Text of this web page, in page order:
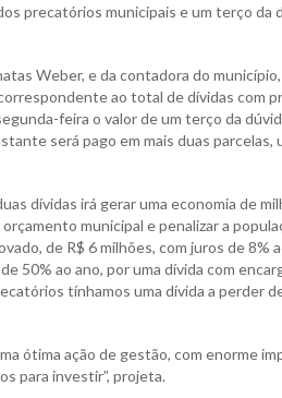
precatórios municipais e um terço da
Weber, e da contadora do
ao total de dívidas com
feira o valor de um terço da
será pago em mais duas parcelas,
dívidas irá gerar uma economia de
municipal e penalizar a
de R$ 6 milhões, com juros de 8%
50% ao ano, por uma dívida com
tínhamos uma dívida a perder
ótima ação de gestão, com enorme
para investir”, projeta.